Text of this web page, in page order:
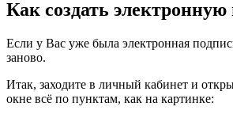
Как создать
Если у Вас уже была электронная
заново.
Итак, заходите в личный кабинет и
окне всё по пунктам, как на картинке: